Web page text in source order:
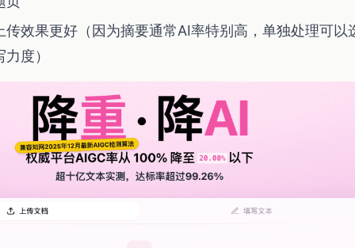
传效果更好（因为摘要通常AI率特别高，单独处理可以
度）